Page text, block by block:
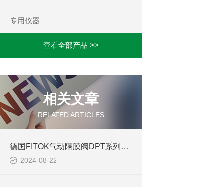
专用仪器
查看全部产品 >>
相关文章
RELATED ARTICLES
德国FITOK气动隔膜阀DPT系列的产品介绍
2024-08-22